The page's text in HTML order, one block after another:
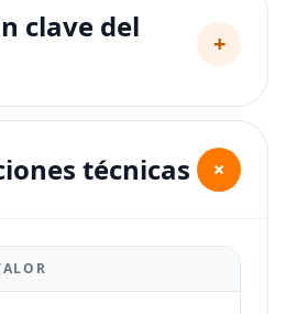
clave del
+
técnicas +